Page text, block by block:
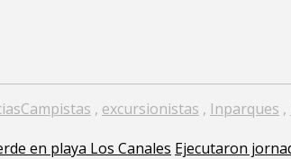
Campistas , excursionistas , Inparques ,
en playa Los Canales Ejecutaron